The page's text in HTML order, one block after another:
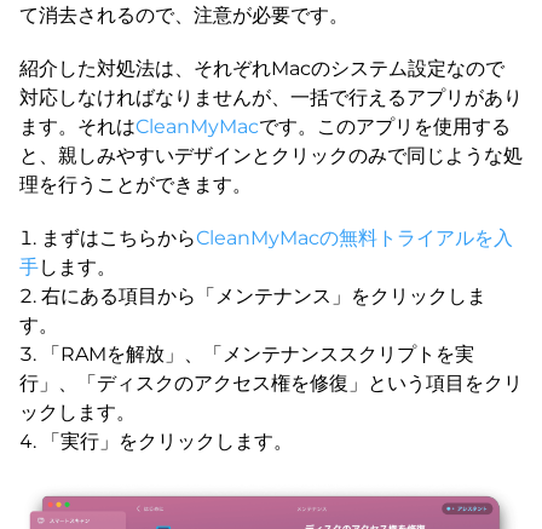
て消去されるので、注意が必要です。
紹介した対処法は、それぞれMacのシステム設定なので
対応しなければなりませんが、一括で行えるアプリがあり
ます。それはCleanMyMacです。このアプリを使用する
と、親しみやすいデザインとクリックのみで同じような処
理を行うことができます。
まずはこちらからCleanMyMacの無料トライアルを入
手します。
右にある項目から「メンテナンス」をクリックしま
す。
「RAMを解放」、「メンテナンススクリプトを実
行」、「ディスクのアクセス権を修復」という項目をクリ
ックします。
「実行」をクリックします。